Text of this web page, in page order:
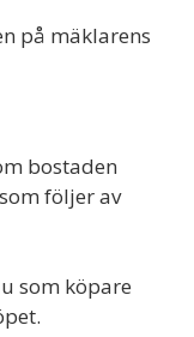
på mäklarens
bostaden
följer av
som köpare